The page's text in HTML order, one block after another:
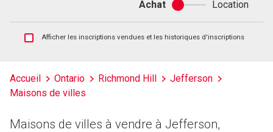
Achat
Achat
ou
location
Location
Afficher
et
les
d'inscriptions
Afficher les inscriptions vendues et les historiques d'inscriptions
Accueil Ontario Richmond Hill
Jefferson
Maisons de villes
Maisons de villes à vendre à Jefferson,